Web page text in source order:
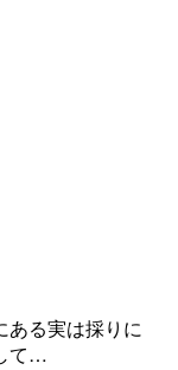
ある実は採りに
て…